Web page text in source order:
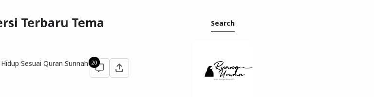
Terbaru Tema
Sesuai Quran Sunnah 20
Search